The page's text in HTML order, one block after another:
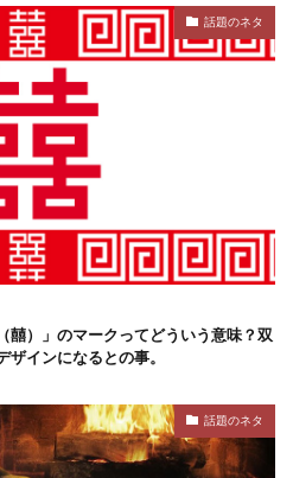
話題のネタ
囍）」のマークってどういう意味？双
インになるとの事。
話題のネタ